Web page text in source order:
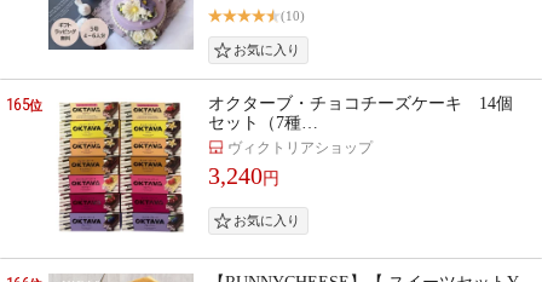
(10)
165位
オクターブ・チョコチーズケーキ 14個
セット（7種…
ヴィクトリアショップ
3,240円